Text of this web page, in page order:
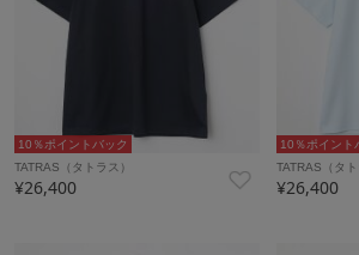
10％ポイントバック
TATRAS（タトラス）
¥26,400
10％ポイント
TATRAS（タト
¥26,400